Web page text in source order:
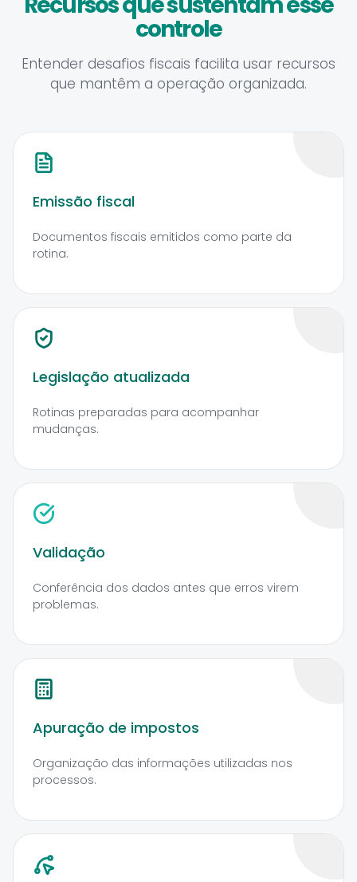
controle
Entender desafios fiscais facilita usar recursos
que mantêm a operação organizada.
Emissão fiscal
Documentos fiscais emitidos como parte da
rotina.
Legislação atualizada
Rotinas preparadas para acompanhar
mudanças.
Validação
Conferência dos dados antes que erros virem
problemas.
Apuração de impostos
Organização das informações utilizadas nos
processos.